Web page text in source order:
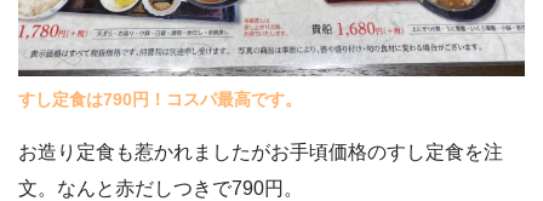
すし定食は790円！コスパ最高です。
お造り定食も惹かれましたがお手頃価格のすし定食を注
文。なんと赤だしつきで790円。